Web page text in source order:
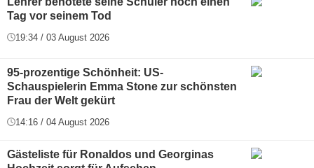
Tag vor seinem Tod
19:34 / 03 August 2026
95-prozentige Schönheit: US-
Schauspielerin Emma Stone zur schönsten
Frau der Welt gekürt
14:16 / 04 August 2026
Gästeliste für Ronaldos und Georginas